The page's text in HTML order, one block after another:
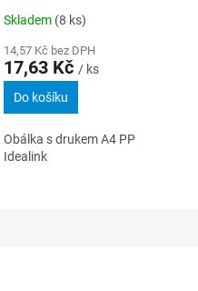
Skladem (8 ks)
14,57 Kč bez DPH
17,63 Kč / ks
Do košíku
Obálka s drukem A4 PP
Idealink